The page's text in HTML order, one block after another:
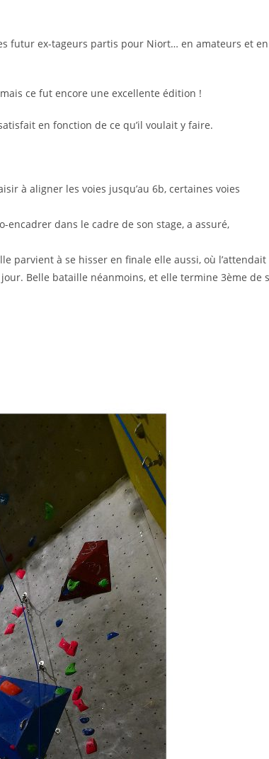
futur ex-tageurs partis pour Niort… en amateurs et en
ce fut encore une excellente édition !
en fonction de ce qu’il voulait y faire.
à aligner les voies jusqu’au 6b, certaines voies
dans le cadre de son stage, a assuré,
parvient à se hisser en finale elle aussi, où l’attendait
Belle bataille néanmoins, et elle termine 3ème de